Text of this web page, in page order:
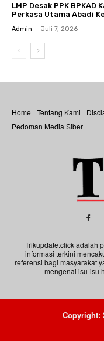
LMP Desak PPK
Perkasa Utama Abadi
Admin - Juli 7, 2026
Home Tentang Kami
Pedoman Media Siber
Trikupdate.click adalah
informasi terkini
referensi bagi masyarakat
mengenai isu-isu
Copyright: